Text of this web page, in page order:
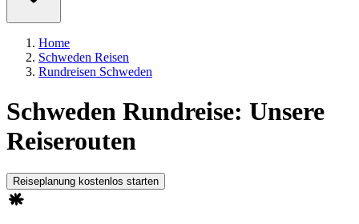
Home
Schweden Reisen
Rundreisen Schweden
Schweden Rundreise: Unsere
Reiserouten
Reiseplanung kostenlos starten